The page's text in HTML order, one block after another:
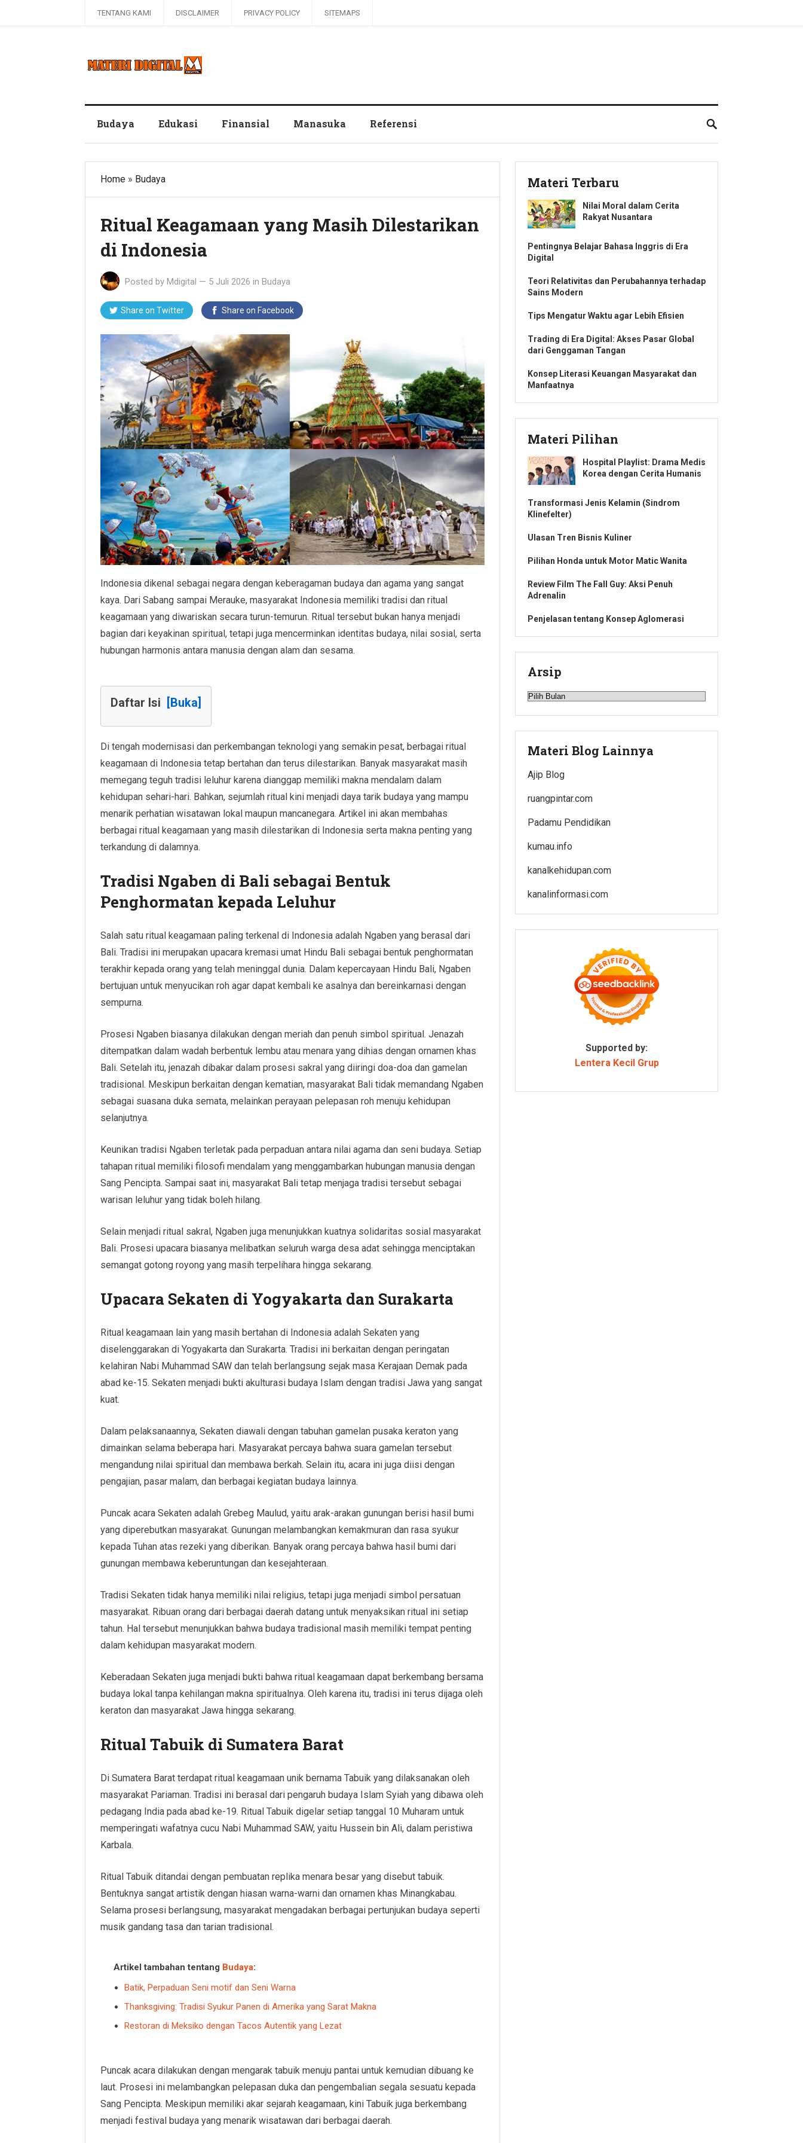
TENTANG KAMI DISCLAIMER PRIVACY POLICY SITEMAPS
Budaya Edukasi Finansial Manasuka Referensi
Home » Budaya
Ritual Keagamaan yang Masih Dilestarikan
di Indonesia
Posted by Mdigital — 5 Juli 2026 in Budaya
Share on Twitter Share on Facebook
Indonesia dikenal sebagai negara dengan keberagaman budaya dan agama yang sangat
kaya. Dari Sabang sampai Merauke, masyarakat Indonesia memiliki tradisi dan ritual
keagamaan yang diwariskan secara turun-temurun. Ritual tersebut bukan hanya menjadi
bagian dari keyakinan spiritual, tetapi juga mencerminkan identitas budaya, nilai sosial, serta
hubungan harmonis antara manusia dengan alam dan sesama.
Daftar Isi [Buka]
Di tengah modernisasi dan perkembangan teknologi yang semakin pesat, berbagai ritual
keagamaan di Indonesia tetap bertahan dan terus dilestarikan. Banyak masyarakat masih
memegang teguh tradisi leluhur karena dianggap memiliki makna mendalam dalam
kehidupan sehari-hari. Bahkan, sejumlah ritual kini menjadi daya tarik budaya yang mampu
menarik perhatian wisatawan lokal maupun mancanegara. Artikel ini akan membahas
berbagai ritual keagamaan yang masih dilestarikan di Indonesia serta makna penting yang
terkandung di dalamnya.
Tradisi Ngaben di Bali sebagai Bentuk
Penghormatan kepada Leluhur
Salah satu ritual keagamaan paling terkenal di Indonesia adalah Ngaben yang berasal dari
Bali. Tradisi ini merupakan upacara kremasi umat Hindu Bali sebagai bentuk penghormatan
terakhir kepada orang yang telah meninggal dunia. Dalam kepercayaan Hindu Bali, Ngaben
bertujuan untuk menyucikan roh agar dapat kembali ke asalnya dan bereinkarnasi dengan
sempurna.
Prosesi Ngaben biasanya dilakukan dengan meriah dan penuh simbol spiritual. Jenazah
ditempatkan dalam wadah berbentuk lembu atau menara yang dihias dengan ornamen khas
Bali. Setelah itu, jenazah dibakar dalam prosesi sakral yang diiringi doa-doa dan gamelan
tradisional. Meskipun berkaitan dengan kematian, masyarakat Bali tidak memandang Ngaben
sebagai suasana duka semata, melainkan perayaan pelepasan roh menuju kehidupan
selanjutnya.
Keunikan tradisi Ngaben terletak pada perpaduan antara nilai agama dan seni budaya. Setiap
tahapan ritual memiliki filosofi mendalam yang menggambarkan hubungan manusia dengan
Sang Pencipta. Sampai saat ini, masyarakat Bali tetap menjaga tradisi tersebut sebagai
warisan leluhur yang tidak boleh hilang.
Selain menjadi ritual sakral, Ngaben juga menunjukkan kuatnya solidaritas sosial masyarakat
Bali. Prosesi upacara biasanya melibatkan seluruh warga desa adat sehingga menciptakan
semangat gotong royong yang masih terpelihara hingga sekarang.
Upacara Sekaten di Yogyakarta dan Surakarta
Ritual keagamaan lain yang masih bertahan di Indonesia adalah Sekaten yang
diselenggarakan di Yogyakarta dan Surakarta. Tradisi ini berkaitan dengan peringatan
kelahiran Nabi Muhammad SAW dan telah berlangsung sejak masa Kerajaan Demak pada
abad ke-15. Sekaten menjadi bukti akulturasi budaya Islam dengan tradisi Jawa yang sangat
kuat.
Dalam pelaksanaannya, Sekaten diawali dengan tabuhan gamelan pusaka keraton yang
dimainkan selama beberapa hari. Masyarakat percaya bahwa suara gamelan tersebut
mengandung nilai spiritual dan membawa berkah. Selain itu, acara ini juga diisi dengan
pengajian, pasar malam, dan berbagai kegiatan budaya lainnya.
Puncak acara Sekaten adalah Grebeg Maulud, yaitu arak-arakan gunungan berisi hasil bumi
yang diperebutkan masyarakat. Gunungan melambangkan kemakmuran dan rasa syukur
kepada Tuhan atas rezeki yang diberikan. Banyak orang percaya bahwa hasil bumi dari
gunungan membawa keberuntungan dan kesejahteraan.
Tradisi Sekaten tidak hanya memiliki nilai religius, tetapi juga menjadi simbol persatuan
masyarakat. Ribuan orang dari berbagai daerah datang untuk menyaksikan ritual ini setiap
tahun. Hal tersebut menunjukkan bahwa budaya tradisional masih memiliki tempat penting
dalam kehidupan masyarakat modern.
Keberadaan Sekaten juga menjadi bukti bahwa ritual keagamaan dapat berkembang bersama
budaya lokal tanpa kehilangan makna spiritualnya. Oleh karena itu, tradisi ini terus dijaga oleh
keraton dan masyarakat Jawa hingga sekarang.
Ritual Tabuik di Sumatera Barat
Di Sumatera Barat terdapat ritual keagamaan unik bernama Tabuik yang dilaksanakan oleh
masyarakat Pariaman. Tradisi ini berasal dari pengaruh budaya Islam Syiah yang dibawa oleh
pedagang India pada abad ke-19. Ritual Tabuik digelar setiap tanggal 10 Muharam untuk
memperingati wafatnya cucu Nabi Muhammad SAW, yaitu Hussein bin Ali, dalam peristiwa
Karbala.
Ritual Tabuik ditandai dengan pembuatan replika menara besar yang disebut tabuik.
Bentuknya sangat artistik dengan hiasan warna-warni dan ornamen khas Minangkabau.
Selama prosesi berlangsung, masyarakat mengadakan berbagai pertunjukan budaya seperti
musik gandang tasa dan tarian tradisional.
Artikel tambahan tentang Budaya:
Batik, Perpaduan Seni motif dan Seni Warna
Thanksgiving: Tradisi Syukur Panen di Amerika yang Sarat Makna
Restoran di Meksiko dengan Tacos Autentik yang Lezat
Puncak acara dilakukan dengan mengarak tabuik menuju pantai untuk kemudian dibuang ke
laut. Prosesi ini melambangkan pelepasan duka dan pengembalian segala sesuatu kepada
Sang Pencipta. Meskipun memiliki akar sejarah keagamaan, kini Tabuik juga berkembang
menjadi festival budaya yang menarik wisatawan dari berbagai daerah.
Materi Terbaru
Nilai Moral dalam Cerita
Rakyat Nusantara
Pentingnya Belajar Bahasa Inggris di Era
Digital
Teori Relativitas dan Perubahannya terhadap
Sains Modern
Tips Mengatur Waktu agar Lebih Efisien
Trading di Era Digital: Akses Pasar Global
dari Genggaman Tangan
Konsep Literasi Keuangan Masyarakat dan
Manfaatnya
Materi Pilihan
Hospital Playlist: Drama Medis
Korea dengan Cerita Humanis
Transformasi Jenis Kelamin (Sindrom
Klinefelter)
Ulasan Tren Bisnis Kuliner
Pilihan Honda untuk Motor Matic Wanita
Review Film The Fall Guy: Aksi Penuh
Adrenalin
Penjelasan tentang Konsep Aglomerasi
Arsip
Arsip
Materi Blog Lainnya
Ajip Blog
ruangpintar.com
Padamu Pendidikan
kumau.info
kanalkehidupan.com
kanalinformasi.com
Supported by:
Lentera Kecil Grup